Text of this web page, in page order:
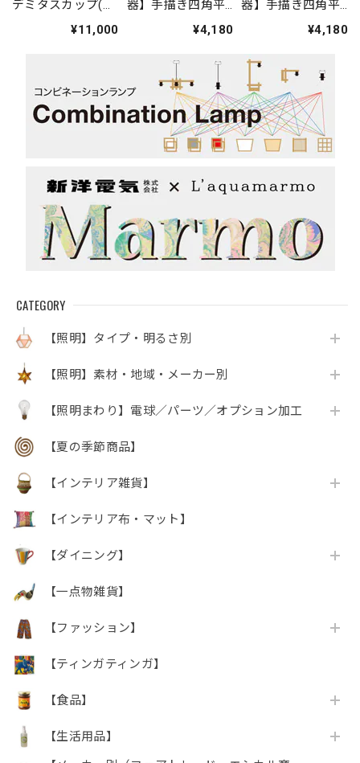
CATEGORY
【照明】タイプ・明るさ別
【照明】素材・地域・メーカー別
【照明まわり】電球／パーツ／オプション加工
【夏の季節商品】
【インテリア雑貨】
【インテリア布・マット】
【ダイニング】
【一点物雑貨】
【ファッション】
【ティンガティンガ】
【食品】
【生活用品】
デミタスカップ(ニ
¥11,000
器】手描き四角平
¥4,180
器】手描き四角平
¥4,180